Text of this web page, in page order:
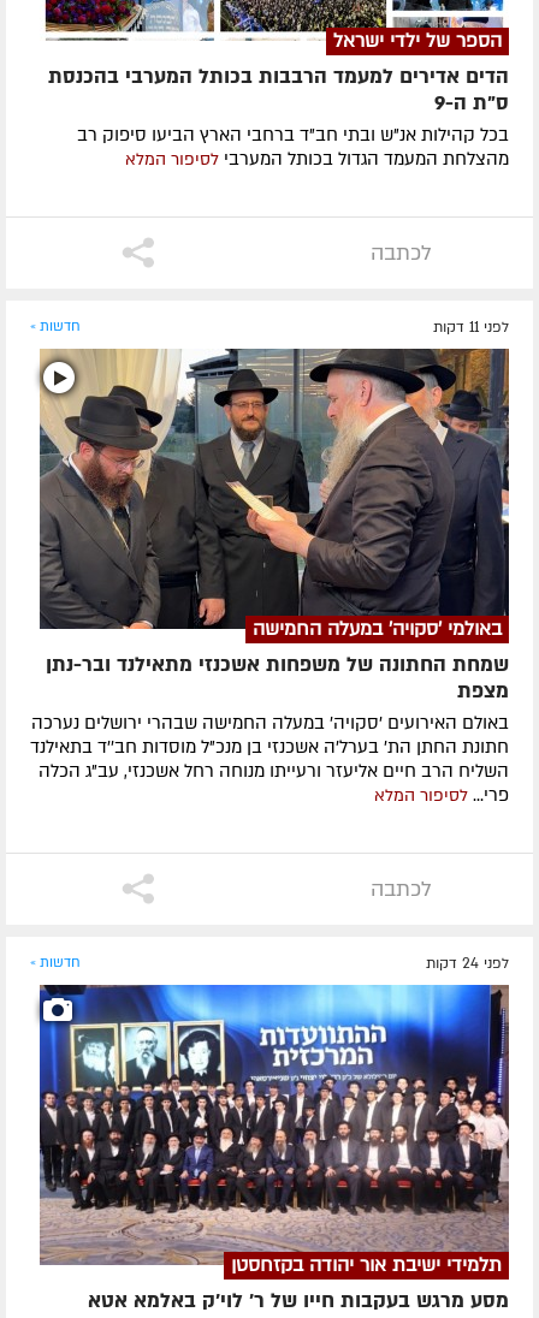
הספר של ילדי ישראל
הדים אדירים למעמד הרבבות בכותל המערבי בהכנסת
ס"ת ה-9
בכל קהילות אנ"ש ובתי חב"ד ברחבי הארץ הביעו סיפוק רב
מהצלחת המעמד הגדול בכותל המערבי לסיפור המלא
לכתבה
לפני 11 דקות חדשות »
באולמי 'סקויה' במעלה החמישה
שמחת החתונה של משפחות אשכנזי מתאילנד ובר-נתן
מצפת
באולם האירועים 'סקויה' במעלה החמישה שבהרי ירושלים נערכה
חתונת החתן הת' בערל'ה אשכנזי בן מנכ"ל מוסדות חב''ד בתאילנד
השליח הרב חיים אליעזר ורעייתו מנוחה רחל אשכנזי, עב"ג הכלה
פרי... לסיפור המלא
לכתבה
לפני 24 דקות חדשות »
תלמידי ישיבת אור יהודה בקזחסטן
מסע מרגש בעקבות חייו של ר' לוי'ק באלמא אטא